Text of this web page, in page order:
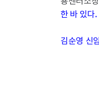
한 바 있다.
김순영 신